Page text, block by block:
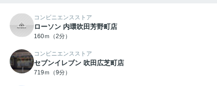
コンビニエンスストア
ローソン 内環吹田芳野町店
160ｍ（2分）
コンビニエンスストア
セブンイレブン 吹田広芝町店
719ｍ（9分）